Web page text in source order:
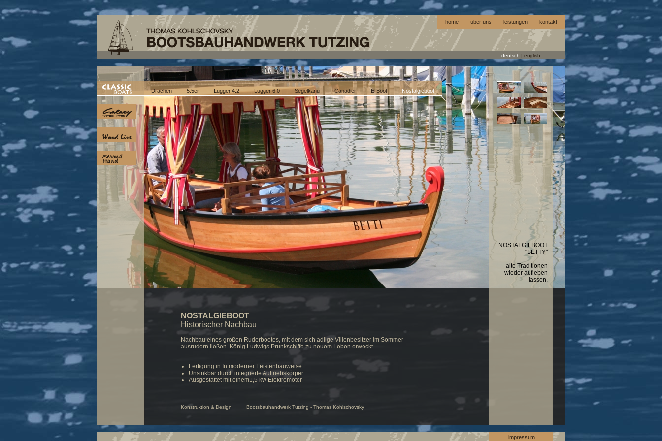
home über uns leistungen kontakt
deutsch | english
Drachen 5.5er Lugger 4.2 Lugger 6.0 Segelkanu Canadier E-Boot Nostalgieboot
NOSTALGIEBOOT
"BETTY"
alte Traditionen
wieder aufleben
lassen.
NOSTALGIEBOOT
Historischer Nachbau
Nachbau eines großen Ruderbootes, mit dem sich adlige Villenbesitzer im Sommer
ausrudern ließen. König Ludwigs Prunkschiffe zu neuem Leben erweckt.
Fertigung in In moderner Leistenbauweise
Unsinkbar durch integrierte Auftriebskörper
Ausgestattet mit einem1,5 kw Elektromotor
Konstruktion & Design Bootsbauhandwerk Tutzing - Thomas Kohlschovsky
impressum